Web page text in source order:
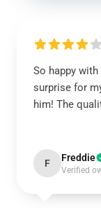
So happy
surprise for
him! The
F Freddie
Verified